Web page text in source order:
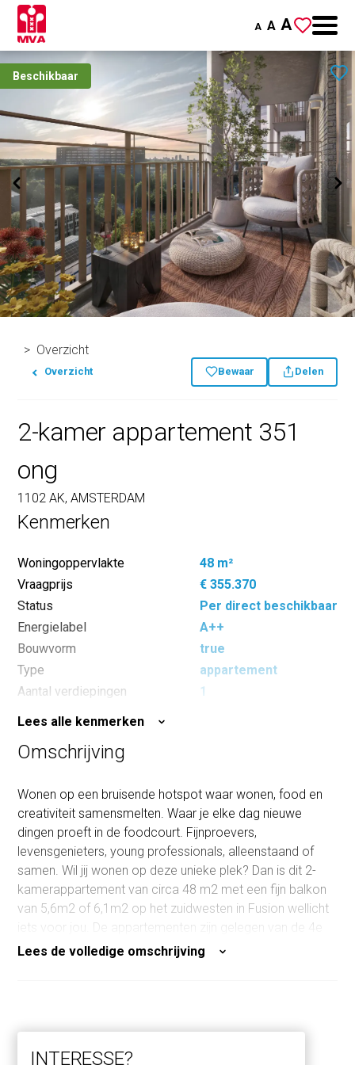
A A A
Beschikbaar
Overzicht
Overzicht Bewaar Delen
2-kamer appartement 351
ong
1102 AK, AMSTERDAM
Kenmerken
Woningoppervlakte
48 m²
Vraagprijs
€ 355.370
Status
Per direct beschikbaar
Energielabel
A++
Bouwvorm
true
Type
appartement
Aantal verdiepingen
1
Inhoud
Lees alle kenmerken
Omschrijving
Wonen op een bruisende hotspot waar wonen, food en
creativiteit samensmelten. Waar je elke dag nieuwe
dingen proeft in de foodcourt. Fijnproevers,
levensgenieters, young professionals, alleenstaand of
samen. Wil jij wonen op deze unieke plek? Dan is dit 2-
kamerappartement van circa 48 m2 met een fijn balkon
van 5,6m2 of 6,1m2 op het zuidwesten in Fusion wellicht
iets voor jou. De appartementen zijn gelegen van de 4e
tot en met de 10e verdieping. Dat biedt kans op een
De woning koop je op basis van jaarlijkse canon. Deze
Lees de volledige omschrijving
INTERESSE?